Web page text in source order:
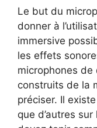
Le but du
donner à
immersive
les effets
microphones de
construits de la
préciser. Il
que d’autres